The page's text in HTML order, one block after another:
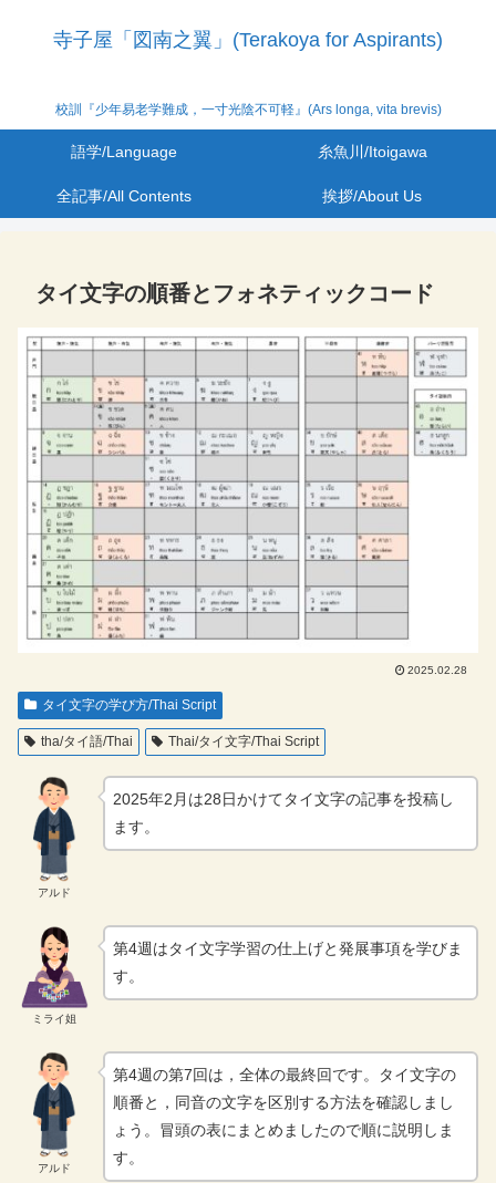
寺子屋「図南之翼」(Terakoya for Aspirants)
校訓『少年易老学難成，一寸光陰不可軽』(Ars longa, vita brevis)
語学/Language 糸魚川/Itoigawa
全記事/All Contents 挨拶/About Us
タイ文字の順番とフォネティックコード
2025.02.28
タイ文字の学び方/Thai Script
tha/タイ語/Thai Thai/タイ文字/Thai Script
アルド
2025年2月は28日かけてタイ文字の記事を投稿し
ます。
ミライ姐
第4週はタイ文字学習の仕上げと発展事項を学びま
す。
アルド
第4週の第7回は，全体の最終回です。タイ文字の
順番と，同音の文字を区別する方法を確認しまし
ょう。冒頭の表にまとめましたので順に説明しま
す。